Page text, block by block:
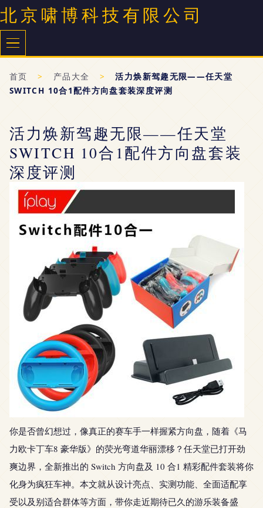
北京啸博科技有限公司
首页 > 产品大全 >
活力焕新驾趣无限——任天堂
SWITCH 10合1配件方向盘套装深度评测
活力焕新驾趣无限——任天堂
SWITCH 10合1配件方向盘套装
深度评测
你是否曾幻想过，像真正的赛车手一样握紧方向盘，随着《马
力欧卡丁车8 豪华版》的荧光弯道华丽漂移？任天堂已打开劲
爽边界，全新推出的 Switch 方向盘及 10 合1 精彩配件套装将你
化身为疯狂车神。本文就从设计亮点、实测功能、全面适配享
受以及别适合群体等方面，带你走近期待已久的游乐装备盛